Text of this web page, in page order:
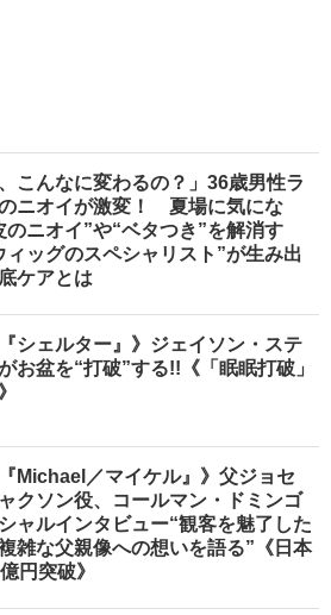
、こんなに変わるの？」36歳男性ラ
ニオイが激変！ 夏場に気にな
のニオイ”や“ベタつき”を解消す
ィッグのスペシャリスト”が生み出
ケアとは
『シェルター』》ジェイソン・ステ
お盆を“打破”する!!《「眠眠打破」
『Michael／マイケル』》父ジョセ
クソン役、コールマン・ドミンゴ
ャルインタビュー“観客を魅了した
雑な父親像への想いを語る”《日本
円突破》